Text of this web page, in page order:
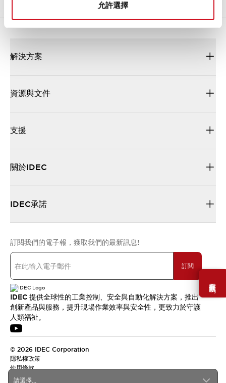
允許選擇
需要幫助嗎？
請選擇...
解決方案
資源與文件
支援
關於IDEC
IDEC承諾
訂閱我們的電子報，獲取我們的最新訊息!
訂閱
IDEC 提供全球性的工業控制、安全與自動化解決方案，推出
創新產品與服務，提升現場作業效率與安全性，更致力於守護
人類福祉。
© 2026 IDEC Corporation
隱私權政策
使用條款